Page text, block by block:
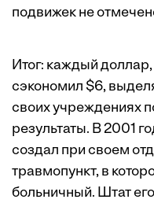
подвижек не
Итог: каждый
сэкономил $6,
своих учреждениях
результаты. В 2001
создал при своем
травмопункт, в
больничный. Штат